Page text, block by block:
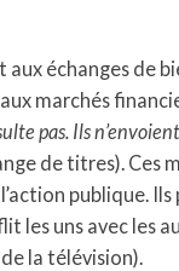
aux échanges de
marchés
pas. Ils
de titres). Ces
publique.
les uns avec les
la télévision).